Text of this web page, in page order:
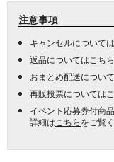
注意事項
キャンセルについては
返品については こちら
おまとめ配送につい
再販投票については
イベント応募券付商
詳細は こちらをご覧